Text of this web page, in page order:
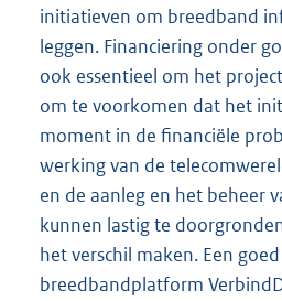
initiatieven om breedband
leggen. Financiering onder
ook essentieel om het
om te voorkomen dat het
moment in de financiële
werking van de
en de aanleg en het beheer
kunnen lastig te
het verschil maken. Een
breedbandplatform